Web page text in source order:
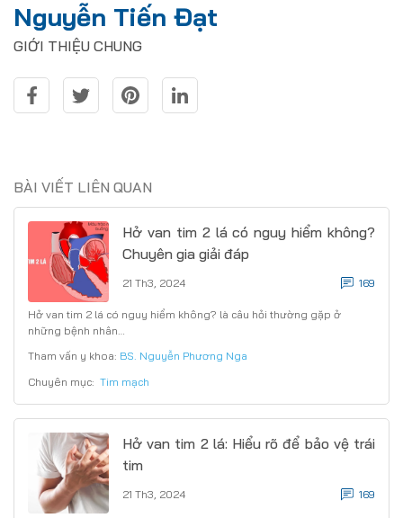
Nguyễn Tiến Đạt
GIỚI THIỆU CHUNG
BÀI VIẾT LIÊN QUAN
Hở van tim 2 lá có nguy hiểm không?
Chuyên gia giải đáp
21 Th3, 2024 169
Hở van tim 2 lá có nguy hiểm không? là câu hỏi thường gặp ở
những bệnh nhân…
Tham vấn y khoa: BS. Nguyễn Phương Nga
Chuyên mục: Tim mạch
Hở van tim 2 lá: Hiểu rõ để bảo vệ trái
tim
21 Th3, 2024 169